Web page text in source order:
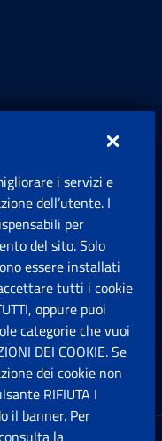
i servizi e
dell’utente. I
per
del sito. Solo
essere installati
tutti i cookie
oppure puoi
categorie che vuoi
DEI COOKIE. Se
dei cookie non
RIFIUTA I
il banner. Per
la